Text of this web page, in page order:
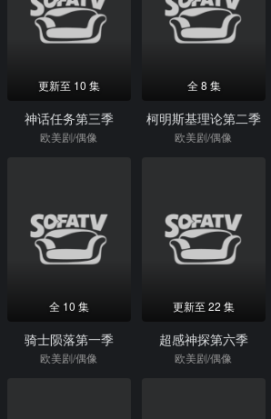
更新至 10 集
神话任务第三季
欧美剧/偶像
全 8 集
柯明斯基理论第二季
欧美剧/偶像
全 10 集
骑士陨落第一季
欧美剧/偶像
更新至 22 集
超感神探第六季
欧美剧/偶像